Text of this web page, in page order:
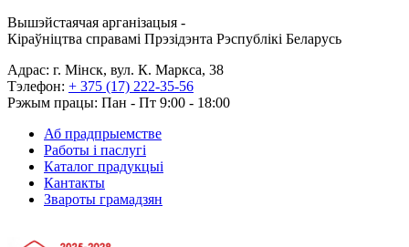
Вышэйстаячая арганізацыя -
Кіраўніцтва справамі Прэзідэнта Рэспублікі Беларусь
Адрас: г. Мінск, вул. К. Маркса, 38
Тэлефон: + 375 (17) 222-35-56
Рэжым працы: Пан - Пт 9:00 - 18:00
Аб прадпрыемстве
Работы і паслугі
Каталог прадукцыі
Кантакты
Звароты грамадзян